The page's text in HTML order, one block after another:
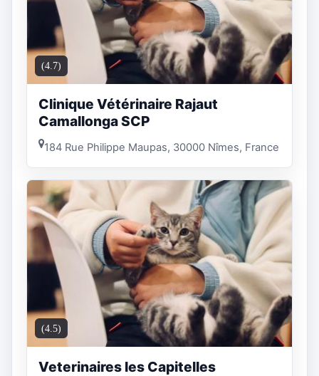
(4.7)
Clinique Vétérinaire Rajaut
Camallonga SCP
184 Rue Philippe Maupas, 30000 Nîmes, France
(4.5)
Veterinaires les Capitelles